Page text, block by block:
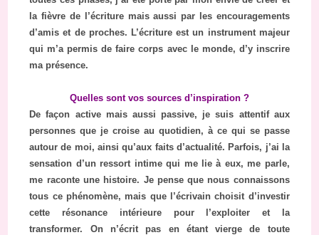
la fièvre de l’écriture mais aussi par les encouragements
d’amis et de proches. L’écriture est un instrument majeur
qui m’a permis de faire corps avec le monde, d’y inscrire
ma présence.
Quelles sont vos sources d’inspiration ?
De façon active mais aussi passive, je suis attentif aux
personnes que je croise au quotidien, à ce qui se passe
autour de moi, ainsi qu’aux faits d’actualité. Parfois, j’ai la
sensation d’un ressort intime qui me lie à eux, me parle,
me raconte une histoire. Je pense que nous connaissons
tous ce phénomène, mais que l’écrivain choisit d’investir
cette résonance intérieure pour l’exploiter et la
transformer. On n’écrit pas en étant vierge de toute